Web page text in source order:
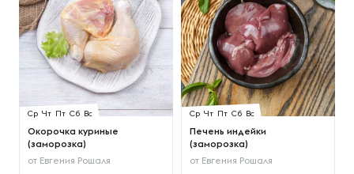
Ср Чт Пт Сб Вс
Окорочка куриные
(заморозка)
от Евгения Рошаля
Ср Чт Пт Сб Вс
Печень индейки
(заморозка)
от Евгения Рошаля